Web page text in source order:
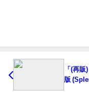
「(再
版